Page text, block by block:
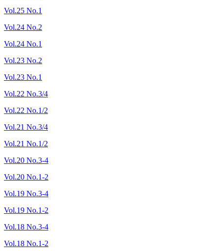
Vol.25 No.1
Vol.24 No.2
Vol.24 No.1
Vol.23 No.2
Vol.23 No.1
Vol.22 No.3/4
Vol.22 No.1/2
Vol.21 No.3/4
Vol.21 No.1/2
Vol.20 No.3-4
Vol.20 No.1-2
Vol.19 No.3-4
Vol.19 No.1-2
Vol.18 No.3-4
Vol.18 No.1-2